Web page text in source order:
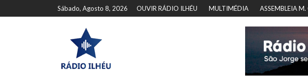
Sábado, Agosto 8, 2026 OUVIR RÁDIO ILHÉU MULTIMÉDIA ASSEMBLEIA M.